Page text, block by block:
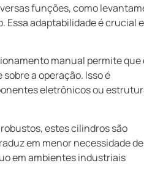
funções, como
adaptabilidade é crucial
manual permite que
a operação. Isso é
eletrônicos ou
estes cilindros são
em menor necessidade de
em ambientes industriais